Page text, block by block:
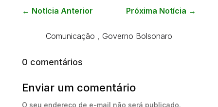
← Notícia Anterior Próxima Notícia →
Comunicação , Governo Bolsonaro
0 comentários
Enviar um comentário
O seu endereço de e-mail não será publicado.